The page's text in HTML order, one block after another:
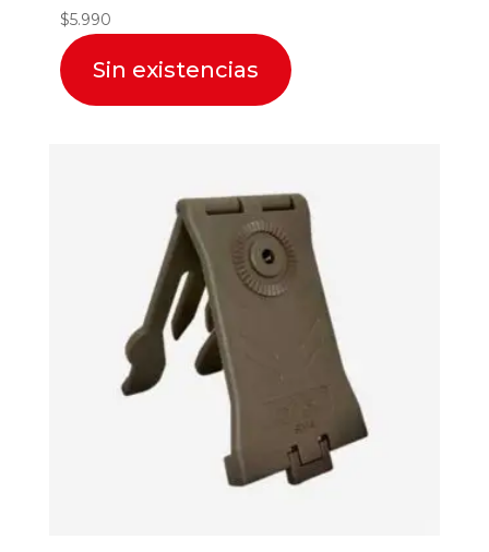
$5.990
Sin existencias